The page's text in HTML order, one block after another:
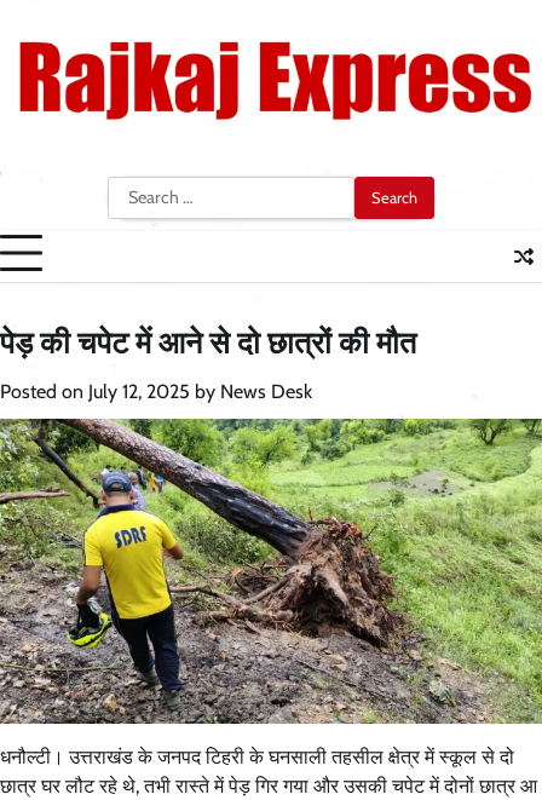
content
Search
for:
पेड़ की चपेट में आने से दो छात्रों की मौत
Posted on July 12, 2025 by News Desk
धनौल्टी। उत्तराखंड के जनपद टिहरी के घनसाली तहसील क्षेत्र में स्कूल से दो
छात्र घर लौट रहे थे, तभी रास्ते में पेड़ गिर गया और उसकी चपेट में दोनों छात्र आ